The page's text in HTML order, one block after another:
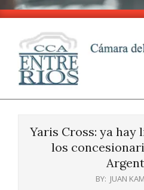
Skip
content
CCA
Entre
Yaris Cross: ya hay
los
BY: JUAN